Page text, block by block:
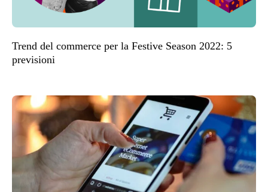
Trend del commerce per la Festive Season 2022: 5
previsioni